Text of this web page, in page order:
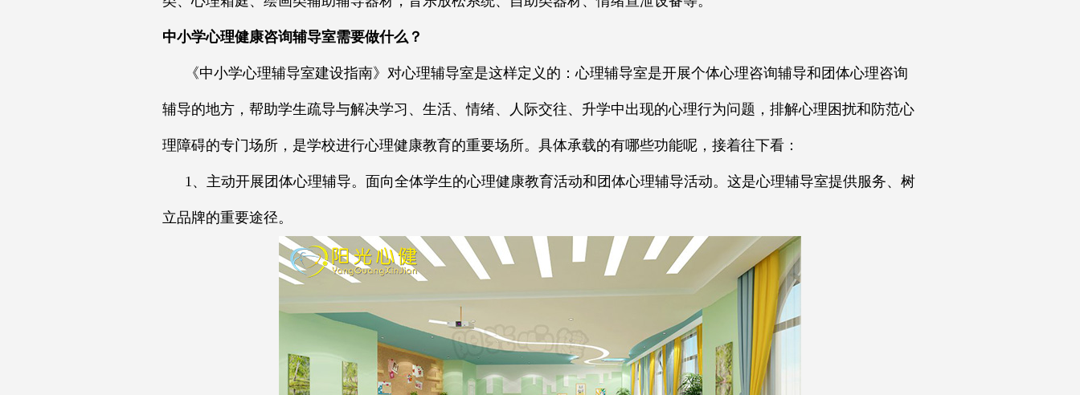
中小学心理健康咨询辅导室需要做什么？
《中小学心理辅导室建设指南》对心理辅导室是这样定义的：心理辅导室是开展个体心理咨询辅导和团体心理咨询
辅导的地方，帮助学生疏导与解决学习、生活、情绪、人际交往、升学中出现的心理行为问题，排解心理困扰和防范心
理障碍的专门场所，是学校进行心理健康教育的重要场所。具体承载的有哪些功能呢，接着往下看：
1、主动开展团体心理辅导。面向全体学生的心理健康教育活动和团体心理辅导活动。这是心理辅导室提供服务、树
立品牌的重要途径。